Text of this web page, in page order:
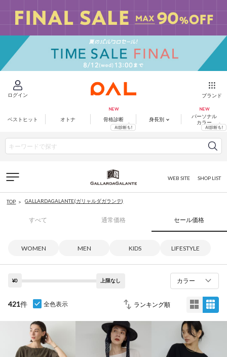
ログイン ブランド
ベストヒット オトナ 骨格診断 身長別
パーソナル
カラー
SHOP LIST
WEB SITE
TOP GALLARDAGALANTE(ガリャルダガランテ)
すべて 通常価格 セール価格
WOMEN MEN KIDS LIFESTYLE
¥0 上限なし カラー
421件 全色表示